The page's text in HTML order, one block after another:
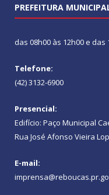
PREFEITURA
das 08h00 às 12h00 e das
Telefone:
(42) 3132-6900
Presencial:
Edifício: Paço Municipal
Rua José Afonso Vieira
E-mail: